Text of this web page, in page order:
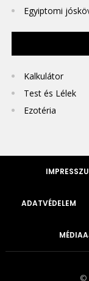
Egyiptomi
Kalkulátor
Test és Lélek
Ezotéria
ADATVÉDELEM
©